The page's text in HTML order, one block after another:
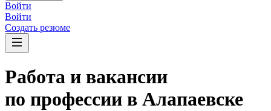
Войти
Войти
Создать резюме
Работа и вакансии
по профессии в Алапаевске